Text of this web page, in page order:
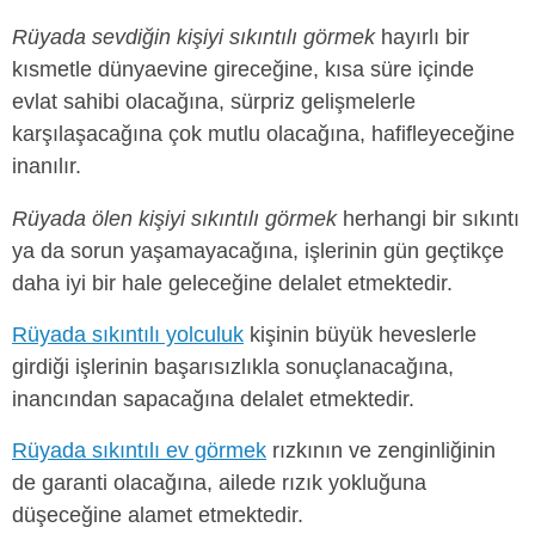
Rüyada sevdiğin kişiyi sıkıntılı görmekhayırlı bir
kısmetle dünyaevine gireceğine, kısa süre içinde
evlat sahibi olacağına, sürpriz gelişmelerle
karşılaşacağına çok mutlu olacağına, hafifleyeceğine
inanılır.
Rüyada ölen kişiyi sıkıntılı görmekherhangi bir sıkıntı
ya da sorun yaşamayacağına, işlerinin gün geçtikçe
daha iyi bir hale geleceğine delalet etmektedir.
Rüyada sıkıntılı yolculuk kişinin büyük heveslerle
girdiği işlerinin başarısızlıkla sonuçlanacağına,
inancından sapacağına delalet etmektedir.
Rüyada sıkıntılı ev görmek rızkının ve zenginliğinin
de garanti olacağına, ailede rızık yokluğuna
düşeceğine alamet etmektedir.